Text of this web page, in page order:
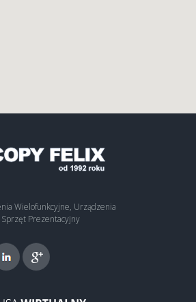
Wielofunkcyjne, Urządzenia
Prezentacyjny